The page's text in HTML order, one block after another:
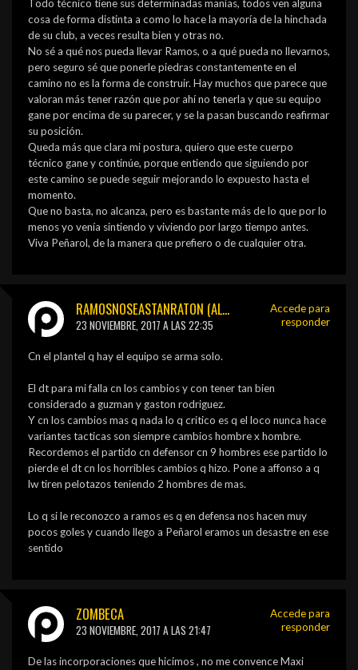
Todo técnico tiene sus determinadas manías, todos ven alguna
cosa de forma distinta a como lo hace la mayoría de la hinchada
de su club, a veces resulta bien y otras no.
No sé a qué nos pueda llevar Ramos, o a qué pueda no llevarnos,
pero seguro sé que ponerle piedras constantemente en el
camino no es la forma de construir. Hay muchos que parece que
valoran más tener razón que por ahí no tenerla y que su equipo
gane por encima de su parecer, y se la pasan buscando reafirmar
su posición.
Queda más que clara mi postura, quiero que este cuerpo
técnico gane y continúe, porque entiendo que siguiendo por
este camino se puede seguir mejorando lo expuesto hasta el
momento.
Que no basta, no alcanza, pero es bastante más de lo que por lo
menos yo venía sintiendo y viviendo por largo tiempo antes.
Viva Peñarol, de la manera que prefiero o de cualquier otra.
RAMOSNOSEASTANRATON (ALELUYA)
23 NOVIEMBRE, 2017 A LAS 22:35
Cn el plantel q hay el equipo se arma solo.
El dt para mi falla cn los cambios y con tener tan bien
considerado a guzman y gaston rodriguez.
Y cn los cambios mas q nada lo q critico es q el loco nunca hace
variantes tacticas son siempre cambios hombre x hombre.
Recordemos el partido cn defensor cn 9 hombres ese partido lo
pierde el dt cn los horribles cambios q hizo. Pone a affonso a q
lw tiren pelotazos teniendo 2 hombres de mas.
Lo q si le reconozco a ramos es q en defensa nos hacen muy
pocos goles y cuando llego a Peñarol eramos un desastre en ese
sentido
Accede para
responder
ZOMBECA
23 NOVIEMBRE, 2017 A LAS 21:47
De las incorporaciones que hicimos , no me convence Maxi
Accede para
responder